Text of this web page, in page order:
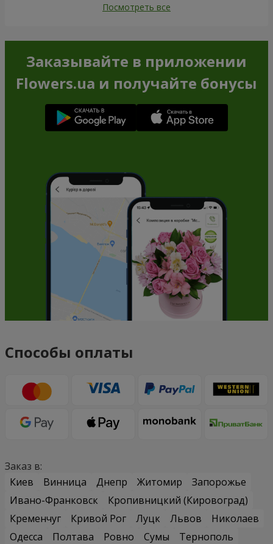
Посмотреть все
Заказывайте в приложении
Flowers.ua и получайте бонусы
Способы оплаты
Заказ в:
Киев
Винница Днепр Житомир
Запорожье
Ивано-Франковск
Кропивницкий (Кировоград)
Кременчуг
Кривой Рог Луцк Львов
Николаев
Одесса
Полтава Ровно Сумы
Тернополь